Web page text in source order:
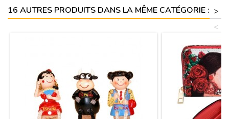
16 AUTRES PRODUITS DANS LA MÊME CATÉGORIE : >
<